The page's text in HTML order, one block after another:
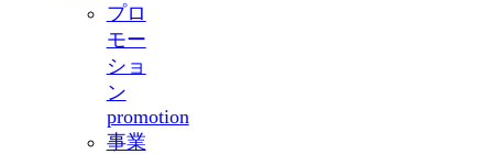
プロ
モー
ショ
ン
promotion
事業